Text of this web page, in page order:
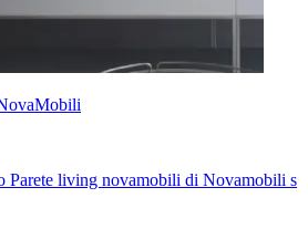
Parete living novamobili di Novamobili s